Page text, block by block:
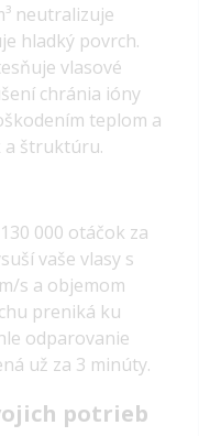
neutralizuje
hladký povrch.
vlasové
chránia ióny
teplom a
a štruktúru.
000 otáčok za
vaše vlasy s
s a objemom
preniká ku
odparovanie
už za 3 minúty.
potrieb